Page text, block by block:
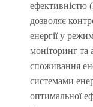
ефективністю
дозволяє
енергії у
моніторинг та
споживання
системами
оптимальної